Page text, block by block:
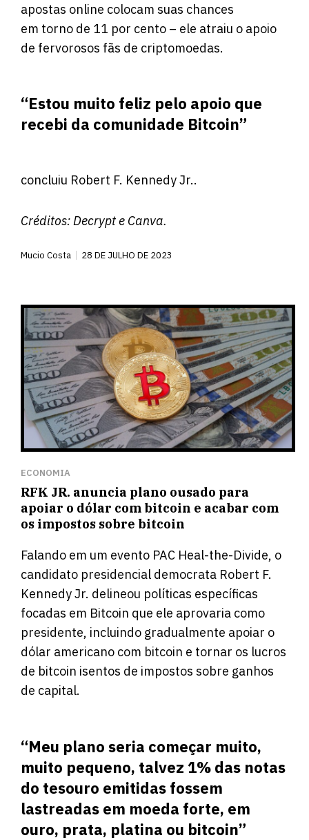
apostas online colocam suas chances
em torno de 11 por cento – ele atraiu o apoio
de fervorosos fãs de criptomoedas.
“Estou muito feliz pelo apoio que
recebi da comunidade Bitcoin”
concluiu Robert F. Kennedy Jr..
Créditos:Decrypte Canva.
Mucio Costa 28 DE JULHO DE 2023
ECONOMIA
RFK JR. anuncia plano ousado para
apoiar o dólar com bitcoin e acabar com
os impostos sobre bitcoin
Falando em um evento PAC Heal-the-Divide, o
candidato presidencial democrata Robert F.
Kennedy Jr. delineou políticas específicas
focadas em Bitcoin que ele aprovaria como
presidente, incluindo gradualmente apoiar o
dólar americano com bitcoin e tornar os lucros
de bitcoin isentos de impostos sobre ganhos
de capital.
“Meu plano seria começar muito,
muito pequeno, talvez 1% das notas
do tesouro emitidas fossem
lastreadas em moeda forte, em
ouro, prata, platina ou bitcoin”